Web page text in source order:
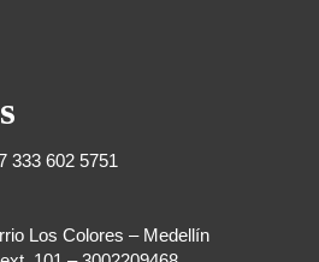
333 602 5751
Los Colores – Medellín